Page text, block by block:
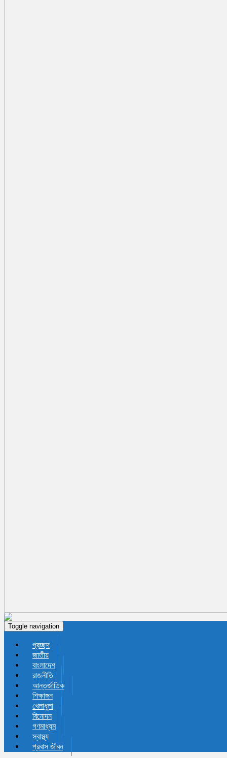
Toggle navigation
প্রচ্ছদ
জাতীয়
বাংলাদেশ
রাজনীতি
আন্তর্জাতিক
শিক্ষাঙ্গন
খেলাধুলা
বিনোদন
গণমাধ্যম
স্বাস্থ্য
প্রবাস জীবন